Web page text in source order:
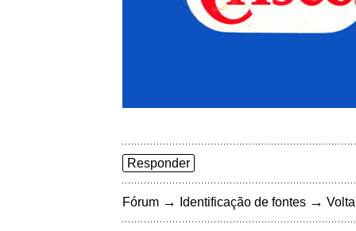
Responder
Fórum → Identificação de fontes →